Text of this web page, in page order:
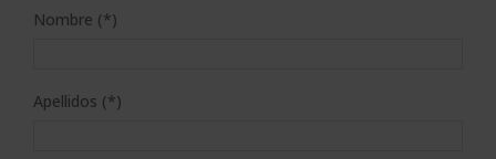
Nombre (*)
Apellidos (*)